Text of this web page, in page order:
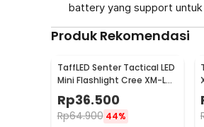
battery yang support untuk
Produk Rekomendasi
TaffLED Senter Tactical LED
Mini Flashlight Cree XM-L
T6 2000 Lumens - E17
Rp36.500
Rp64.900 44%